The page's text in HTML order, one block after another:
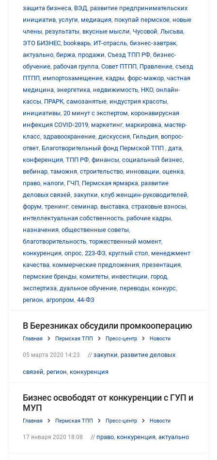
защита бизнеса, ВЭД, развитие предпринимательских
инициатив, услуги, медиация, покупай пермское, новые
члены, результаты, вкусные мысли, Чусовой, Лысьва,
ЭТО БИЗНЕС, bookварь, ИТ-отрасль, бизнес-завтрак,
актуально, биржа, продажи, Съезд ТПП РФ, бизнес-
обучение, рабочая группа, Совет ПТПП, Правление, съезд
ПТПП, импортозамещение, кадры, форс-мажор, частная
медицина, энергетика, недвижимость, НКО, онлайн-
кассы, ПРАРК, самозанятые, индустрия красоты,
инициативы, 20 минут с экспертом, коронавирусная
инфекция COVID-2019, маркетинг, маркировка, мастер-
класс, здравоохранение, дискуссия, Гильдия, вопрос-
ответ, Благотворительный фонд Пермской ТПП , дата,
конференция, ТПП РФ, финансы, социальный бизнес,
вебинар, таможня, строительство, инновации, оценка,
право, налоги, ГЧП, Пермская ярмарка, развитие
деловых связей, закупки, клуб женщин-руководителей,
форум, тренинг, семинар, выставка, страховые взносы,
интеллектуальная собственность, рабочие кадры,
назначения, общественные советы,
благотворительность, торжественный момент,
конкуренция, опрос, 223-ФЗ, круглый стол, менеджмент
качества, коммерческие предложения, презентация,
пермские бренды, комитеты, инвестиции, город,
экспертиза, дуальное обучение, переводы, конкурс,
регион, агропром, 44-ФЗ
В Березниках обсудили промкооперацию
Главная Пермская ТПП Пресс-центр Новости
05 марта 2020 14:23 // закупки, развитие деловых
связей, регион, конкуренция
Бизнес освободят от конкуренции с ГУП и
МУП
Главная Пермская ТПП Пресс-центр Новости
17 января 2020 18:08 // право, конкуренция, актуально